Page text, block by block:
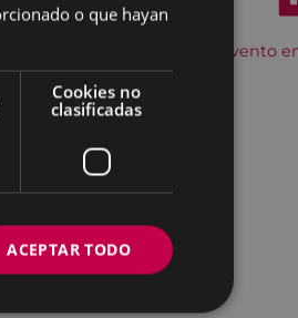
Descargar el evento
o que hayan
Cookies no
clasificadas
ACEPTAR TODO